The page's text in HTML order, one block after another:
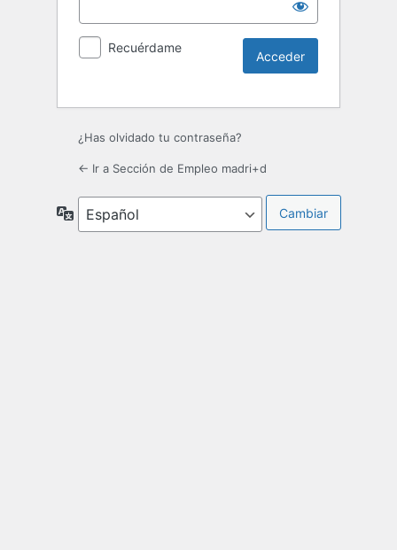
Recuérdame
¿Has olvidado tu contraseña?
← Ir a Sección de Empleo madri+d
Idioma